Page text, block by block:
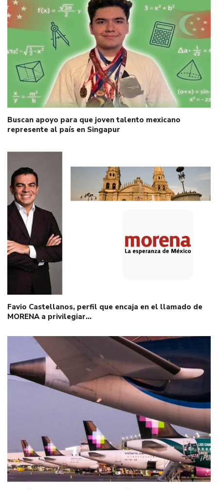
Buscan apoyo para que joven talento mexicano
represente al país en Singapur
Favio Castellanos, perfil que encaja en el llamado de
MORENA a privilegiar…